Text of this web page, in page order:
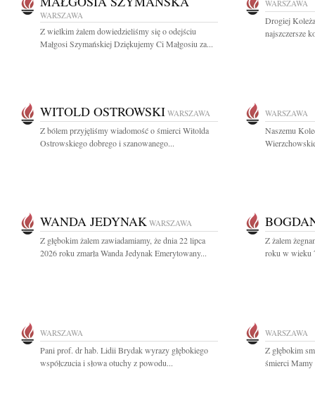
WARSZAWA
Z wielkim żalem dowiedzieliśmy się o odejściu
Małgosi Szymańskiej Dziękujemy Ci Małgosiu za...
WARSZAWA
Drogiej
najszczersze
WITOLD OSTROWSKI WARSZAWA
Z bólem przyjęliśmy wiadomość o śmierci Witolda
Ostrowskiego dobrego i szanowanego...
WARSZAWA
Naszemu
WANDA JEDYNAK WARSZAWA
Z głębokim żalem zawiadamiamy, że dnia 22 lipca
2026 roku zmarła Wanda Jedynak Emerytowany...
Z żalem
roku w wieku
WARSZAWA
Pani prof. dr hab. Lidii Brydak wyrazy głębokiego
współczucia i słowa otuchy z powodu...
WARSZAWA
Z głębokim
śmierci